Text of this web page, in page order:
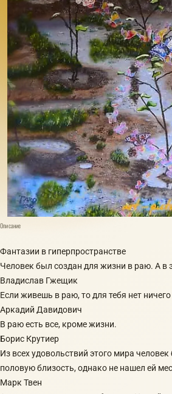
Описание
Фантазии в гиперпространстве
Человек был создан для жизни в раю. А в
Владислав Гжещик
Если живешь в раю, то для тебя нет ничего
Аркадий Давидович
В раю есть все, кроме жизни.
Борис Крутиер
Из всех удовольствий этого мира
половую близость, однако не нашел ей
Марк Твен